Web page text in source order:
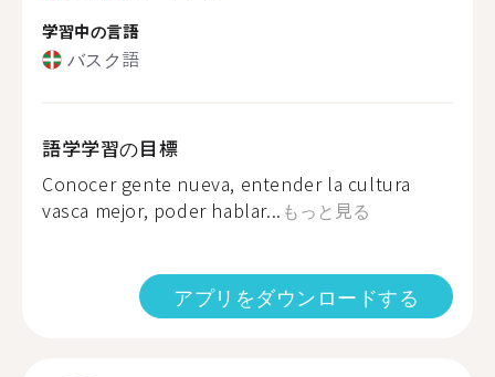
学習中の言語
バスク語
語学学習の目標
Conocer gente nueva, entender la cultura
vasca mejor, poder hablar... もっと見る
アプリをダウンロードする